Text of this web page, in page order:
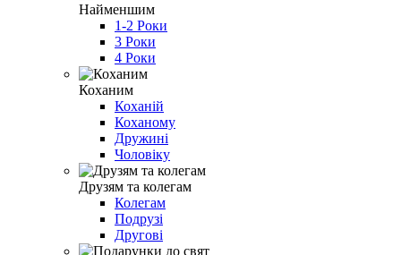
Найменшим
1-2 Роки
3 Роки
4 Роки
Коханим
Коханій
Коханому
Дружині
Чоловіку
Друзям та колегам
Колегам
Подрузі
Другові